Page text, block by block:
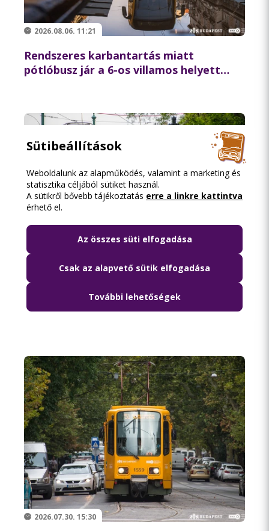
2026.08.06. 11:21
Rendszeres karbantartás miatt
pótlóbusz jár a 6-os villamos helyett
2026.08.06. 09:18
Szombaton a munkanapi menetrend
szerint indulnak a BKK-járatok
2026.07.30. 15:30
Sütibeállítások
Weboldalunk az alapműködés, valamint a marketing és
statisztika céljából sütiket használ.
A sütikről bővebb tájékoztatás erre a linkre kattintva
érhető el.
Az összes süti elfogadása
Csak az alapvető sütik elfogadása
További lehetőségek